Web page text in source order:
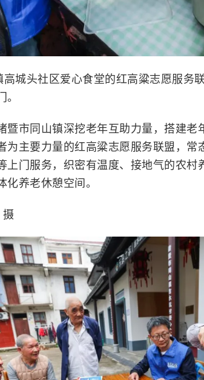
城头社区爱心食堂的红高粱志愿服务
暨市同山镇深挖老年互助力量，搭建老
为主要力量的红高粱志愿服务联盟，常
上门服务，织密有温度、接地气的农村
养老休憩空间。
摄